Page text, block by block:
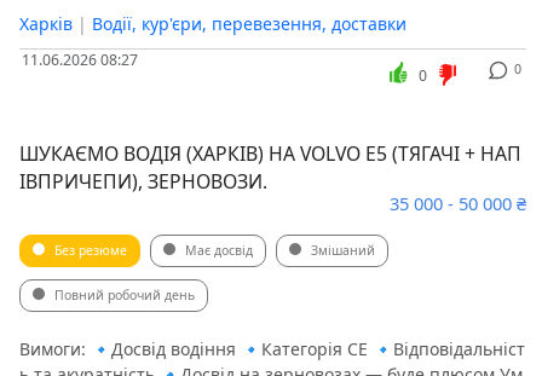
Харків | Водії, кур'єри, перевезення, доставки
11.06.2026 08:27 0
0
ШУКАЄМО ВОДІЯ (ХАРКІВ) НА VOLVO Е5 (ТЯГАЧІ + НАП
ІВПРИЧЕПИ), ЗЕРНОВОЗИ.
35 000 - 50 000 ₴
Без резюме Має досвід Змішаний
Повний робочий день
Вимоги: 🔹Досвід водіння 🔹Категорія СЕ 🔹Відповідальніст